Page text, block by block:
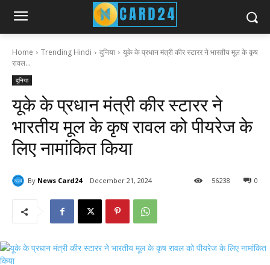
Home Trending Hindi दुनिया
यूके के प्रधान मंत्री कीर स्टारर ने भारतीय मूल के कृष
रावल...
दुनिया
यूके के प्रधान मंत्री कीर स्टारर ने
भारतीय मूल के कृष रावल को पीयरेज के
लिए नामांकित किया
By News Card24 December 21, 2024 0
56238